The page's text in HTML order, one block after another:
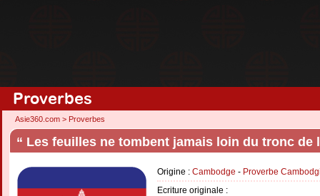
Proverbes
Asie360.com > Proverbes
“ Les feuilles ne tombent jamais loin du tronc de
Origine : Cambodge - Proverbe
Ecriture originale :